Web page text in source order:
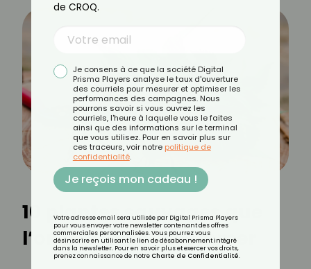
10 plantes sauvages que
l’on devrait consommer
de CROQ.
Je consens à ce que la société Digital
Prisma Players analyse le taux d'ouverture
des courriels pour mesurer et optimiser les
performances des campagnes. Nous
pourrons savoir si vous ouvrez les
courriels, l'heure à laquelle vous le faites
ainsi que des informations sur le terminal
que vous utilisez. Pour en savoir plus sur
ces traceurs, voir notre politique de
confidentialité.
Je reçois mon cadeau !
Votre adresse email sera utilisée par Digital Prisma Players
pour vous envoyer votre newsletter contenant des offres
commerciales personnalisées. Vous pourrez vous
désinscrire en utilisant le lien de désabonnement intégré
dans la newsletter. Pour en savoir plus et exercer vos droits,
prenez connaissance de notre Charte de Confidentialité.